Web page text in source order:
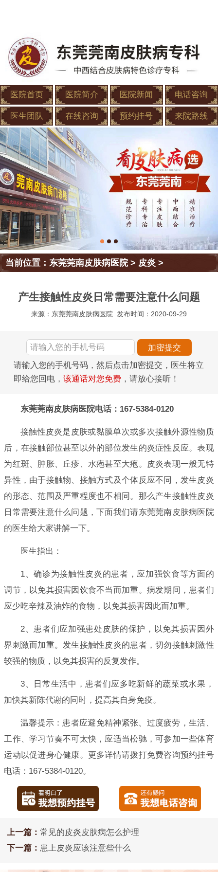
医院首页 医院简介 医院新闻 电话咨询
医生团队 在线咨询 预约挂号 来院路线
当前位置：东莞莞南皮肤病医院> 皮炎 >
产生接触性皮炎日常需要注意什么问题
来源：东莞莞南皮肤病医院 发布时间：2020-09-29
请输入您的手机号码，然后点击加密提交，医生将立
即给您回电， 该通话对您免费 ，请放心接听！
东莞莞南皮肤病医院电话：167-5384-0120
接触性皮炎是皮肤或黏膜单次或多次接触外源性物质
后，在接触部位甚至以外的部位发生的炎症性反应。表现
为红斑、肿胀、丘疹、水疱甚至大疱。皮炎表现一般无特
异性，由于接触物、接触方式及个体反应不同，发生皮炎
的形态、范围及严重程度也不相同。那么产生接触性皮炎
日常需要注意什么问题，下面我们请东莞莞南皮肤病医院
的医生给大家讲解一下。
医生指出：
1、确诊为接触性皮炎的患者，应加强饮食等方面的
调节，以免其损害因饮食不当而加重。病发期间，患者们
应少吃辛辣及油炸的食物，以免其损害因此而加重。
2、患者们应加强患处皮肤的保护，以免其损害因外
界刺激而加重。发生接触性皮炎的患者，切勿接触刺激性
较强的物质，以免其损害的反复发作。
3、日常生活中，患者们应多吃新鲜的蔬菜或水果，
加快其新陈代谢的同时，提高其自身免疫。
温馨提示：患者应避免精神紧张、过度疲劳，生活、
工作、学习节奏不可太快，应适当松驰，可参加一些体育
运动以促进身心健康。更多详情请拨打免费咨询预约挂号
电话：167-5384-0120。
上一篇： 常见的皮炎皮肤病怎么护理
下一篇： 患上皮炎应该注意些什么